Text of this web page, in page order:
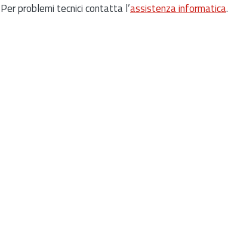
Per problemi tecnici contatta l’assistenza informatica.